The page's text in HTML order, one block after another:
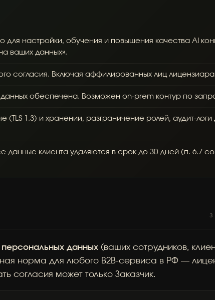
для настройки, обучения и повышения качества AI
ваших данных».
согласия. Включая аффилированных лиц
обеспечена. Возможен on-prem контур по
1.3) и хранении, разграничение ролей, аудит-логи
данные клиента удаляются в срок до 30 дней (п. 6.7
3
персональных данных (ваших сотрудников,
норма для любого B2B-сервиса в РФ —
согласия может только Заказчик.